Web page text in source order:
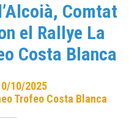
Comtat
el Rallye La
Costa Blanca
10/2025
Trofeo Costa Blanca